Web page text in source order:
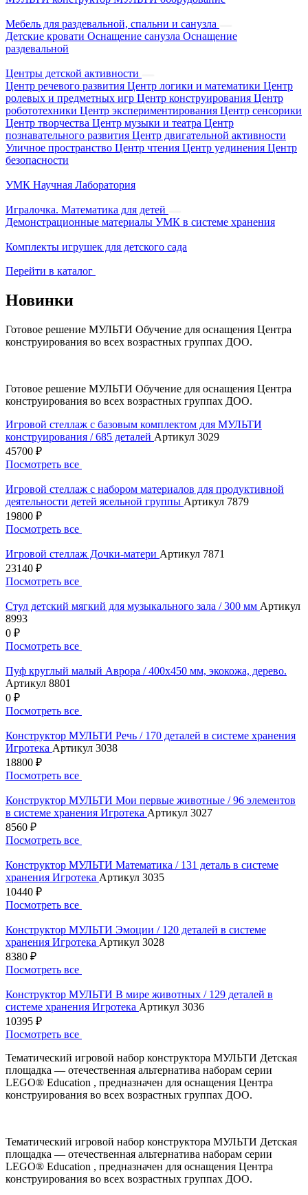
Мебель для раздевальной, спальни и санузла
Детские кровати Оснащение санузла Оснащение
раздевальной
Центры детской активности
Центр речевого развития Центр логики и математики Центр
ролевых и предметных игр Центр конструирования Центр
робототехники Центр экспериментирования Центр сенсорики
Центр творчества Центр музыки и театра Центр
познавательного развития Центр двигательной активности
Уличное пространство Центр чтения Центр уединения Центр
безопасности
УМК Научная Лаборатория
Игралочка. Математика для детей
Демонстрационные материалы УМК в системе хранения
Комплекты игрушек для детского сада
Перейти в каталог
Новинки
Готовое решение МУЛЬТИ Обучение для оснащения Центра
конструирования во всех возрастных группах ДОО.
Готовое решение МУЛЬТИ Обучение для оснащения Центра
конструирования во всех возрастных группах ДОО.
Игровой стеллаж с базовым комплектом для МУЛЬТИ
конструирования / 685 деталей Артикул 3029
45700 ₽
Посмотреть все
Игровой стеллаж с набором материалов для продуктивной
деятельности детей ясельной группы Артикул 7879
19800 ₽
Посмотреть все
Игровой стеллаж Дочки-матери Артикул 7871
23140 ₽
Посмотреть все
Стул детский мягкий для музыкального зала / 300 мм Артикул
8993
0 ₽
Посмотреть все
Пуф круглый малый Аврора / 400х450 мм, экокожа, дерево.
Артикул 8801
0 ₽
Посмотреть все
Конструктор МУЛЬТИ Речь / 170 деталей в системе хранения
Игротека Артикул 3038
18800 ₽
Посмотреть все
Конструктор МУЛЬТИ Мои первые животные / 96 элементов
в системе хранения Игротека Артикул 3027
8560 ₽
Посмотреть все
Конструктор МУЛЬТИ Математика / 131 деталь в системе
хранения Игротека Артикул 3035
10440 ₽
Посмотреть все
Конструктор МУЛЬТИ Эмоции / 120 деталей в системе
хранения Игротека Артикул 3028
8380 ₽
Посмотреть все
Конструктор МУЛЬТИ В мире животных / 129 деталей в
системе хранения Игротека Артикул 3036
10395 ₽
Посмотреть все
Тематический игровой набор конструктора МУЛЬТИ Детская
площадка — отечественная альтернатива наборам серии
LEGO® Education , предназначен для оснащения Центра
конструирования во всех возрастных группах ДОО.
Тематический игровой набор конструктора МУЛЬТИ Детская
площадка — отечественная альтернатива наборам серии
LEGO® Education , предназначен для оснащения Центра
конструирования во всех возрастных группах ДОО.